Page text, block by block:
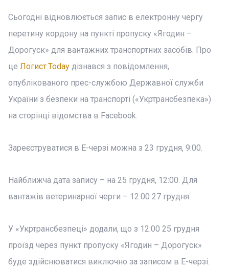
Сьогодні відновлюється запис в електронну чергу
перетину кордону на пункті пропуску «Ягодин –
Дорогуск» для вантажних транспортних засобів. Про
це Логист.Today дізнався з повідомлення,
опублікованого прес-службою Державної служби
України з безпеки на транспорті («Укртрансбезпека»)
на сторінці відомства в Facebook.
Зареєструватися в Е-черзі можна з 23 грудня, 9:00.
Найближча дата запису – на 25 грудня, 12:00. Для
вантажів ветеринарної черги – 12:00 27 грудня.
У «Укртрансбезпеці» додали, що з 12:00 25 грудня
проїзд через пункт пропуску «Ягодин – Дорогуск»
буде здійснюватися виключно за записом в Е-черзі.